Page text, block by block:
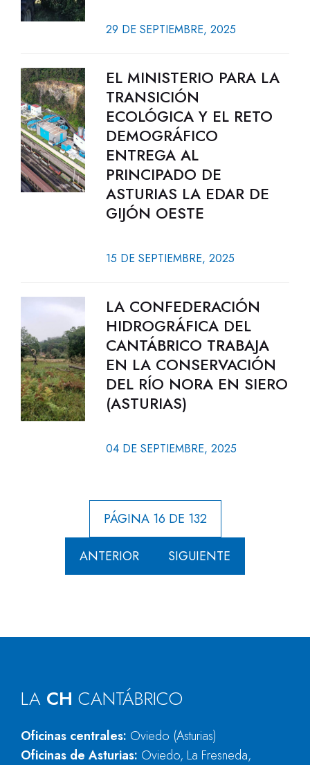
29 DE SEPTIEMBRE, 2025
EL MINISTERIO PARA LA
TRANSICIÓN
ECOLÓGICA Y EL RETO
DEMOGRÁFICO
ENTREGA AL
PRINCIPADO DE
ASTURIAS LA EDAR DE
GIJÓN OESTE
15 DE SEPTIEMBRE, 2025
LA CONFEDERACIÓN
HIDROGRÁFICA DEL
CANTÁBRICO TRABAJA
EN LA CONSERVACIÓN
DEL RÍO NORA EN SIERO
(ASTURIAS)
04 DE SEPTIEMBRE, 2025
PÁGINA 16 DE 132
ANTERIOR SIGUIENTE
LA CH CANTÁBRICO
Oficinas centrales: Oviedo (Asturias)
Oficinas de Asturias: Oviedo, La Fresneda,